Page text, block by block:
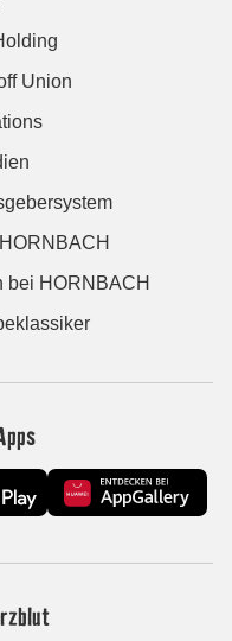
Union
bei HORNBACH